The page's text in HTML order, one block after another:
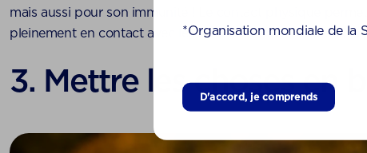
*Organisation mondiale de la
D'accord, je comprends
mais aussi pour son immunité ! Le contact physique permet
pleinement en contact avec les bonnes bactéries que vous
3. Mettre les choses en